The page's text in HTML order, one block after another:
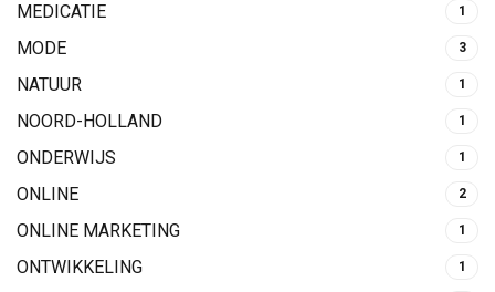
MEDICATIE 1
MODE 3
NATUUR 1
NOORD-HOLLAND 1
ONDERWIJS 1
ONLINE 2
ONLINE MARKETING 1
ONTWIKKELING 1